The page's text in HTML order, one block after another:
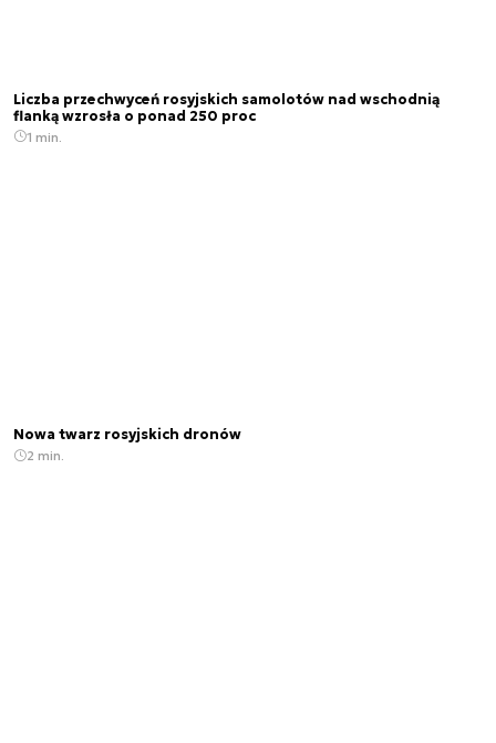
Liczba przechwyceń rosyjskich samolotów nad wschodnią
flanką wzrosła o ponad 250 proc
1 min.
Nowa twarz rosyjskich dronów
2 min.